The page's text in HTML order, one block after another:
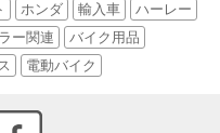
ホンダ 輸入車
ハーレー
ー関連
バイク用品
電動バイク